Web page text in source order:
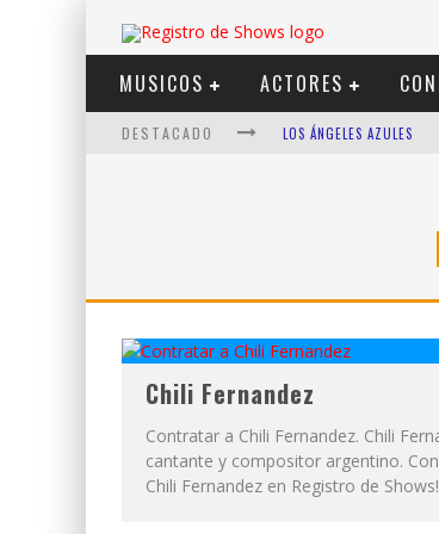
MUSICOS ACTORES
DESTACADO LOS ÁNGELES AZULES
DUKI
VI EM
Chili Fernandez
Contratar a Chili Fernandez. Chili
cantante y compositor argentino.
Chili Fernandez en Registro de